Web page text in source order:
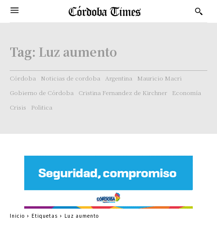
Tag: Luz aumento
Córdoba Noticias de cordoba Argentina
Mauricio Macri
Gobierno de Córdoba
Cristina Fernandez de Kirchner
Economía
Crisis
Politica
Inicio Etiquetas Luz aumento